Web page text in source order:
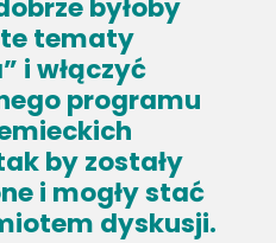
tematy
i włączyć
programu
by zostały
i mogły stać
dyskusji.